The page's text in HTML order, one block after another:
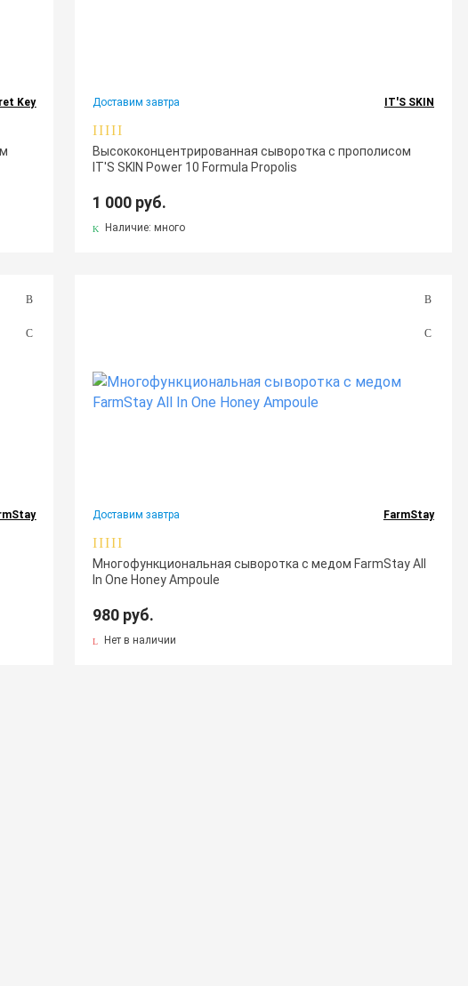
Key Доставим завтра IT'S SKIN
Высококонцентрированная сыворотка с прополисом
IT'S SKIN Power 10 Formula Propolis
1 000 руб.
Наличие: много
Доставим завтра FarmStay
Многофункциональная сыворотка с медом FarmStay All
In One Honey Ampoule
980 руб.
Нет в наличии